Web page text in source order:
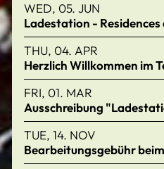
WED, 05. JUN
Ladestation - Residences
THU, 04. APR
Herzlich Willkommen im
FRI, 01. MAR
Ausschreibung
TUE, 14. NOV
Bearbeitungsgebühr